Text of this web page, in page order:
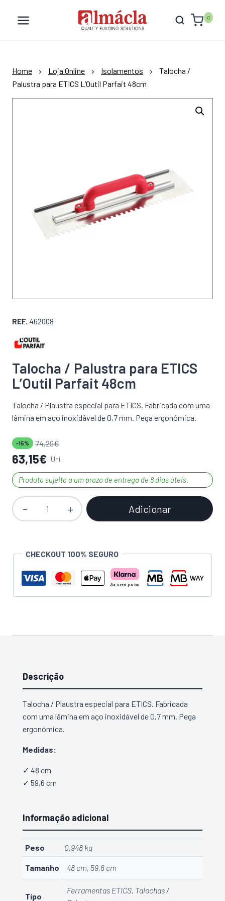
0
Home Loja Online Isolamentos
Talocha /
Palustra para ETICS L’Outil Parfait 48cm
Talocha / Palustra para ETICS
L’Outil Parfait 48cm
-15% 74,29€
63,15€ Uni.
Talocha / Plaustra especial para ETICS. Fabricada com uma
lâmina em aço inoxidável de 0,7 mm. Pega ergonómica.
Produto sujeito a um prazo de entrega de 8 dias úteis.
Quantidade
/
para
Adicionar
CHECKOUT 100% SEGURO
REF. 462008
Descrição
Talocha / Plaustra especial para ETICS. Fabricada
com uma lâmina em aço inoxidável de 0,7 mm. Pega
ergonómica.
Medidas:
✓ 48 cm
✓ 59,6 cm
Informação adicional
Peso 0,948 kg
Tamanho 48 cm, 59,6 cm
Tipo
Ferramentas ETICS, Talochas /